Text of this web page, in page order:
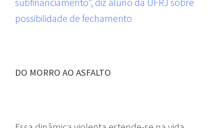
possibilidade de fechamento
DO MORRO AO ASFALTO